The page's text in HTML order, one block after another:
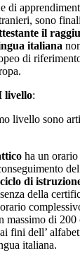
di
sono
il
italiana
di
livello:
livello sono
ha un
del
di
della
massimo di 200
fini dell’
italiana.